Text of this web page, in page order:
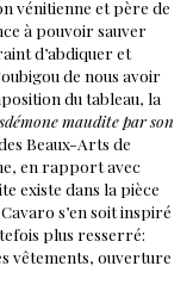
vénitienne et père de
à pouvoir sauver
d’abdiquer et
de nous avoir
du tableau, la
maudite par son
Beaux-Arts de
en rapport avec
existe dans la pièce
s’en soit inspiré
plus resserré:
vêtements, ouverture